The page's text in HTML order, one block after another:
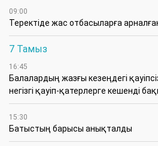
09:00
​Теректіде жас отбасыларға
7 Тамыз
16:45
Балалардың жазғы кезеңдегі
негізгі қауіп-қатерлерге кешенді
15:30
Батыстың барысы анықталды